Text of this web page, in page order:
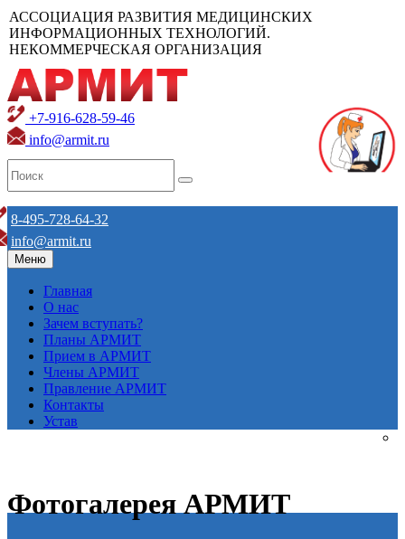
АССОЦИАЦИЯ РАЗВИТИЯ МЕДИЦИНСКИХ
ИНФОРМАЦИОННЫХ ТЕХНОЛОГИЙ.
НЕКОММЕРЧЕСКАЯ ОРГАНИЗАЦИЯ
+7-916-628-59-46
info@armit.ru
8-495-728-64-32
info@armit.ru
Меню
Главная
О нас
Зачем вступать?
Планы АРМИТ
Прием в АРМИТ
Члены АРМИТ
Правление АРМИТ
Контакты
Устав
Фотогалерея АРМИТ